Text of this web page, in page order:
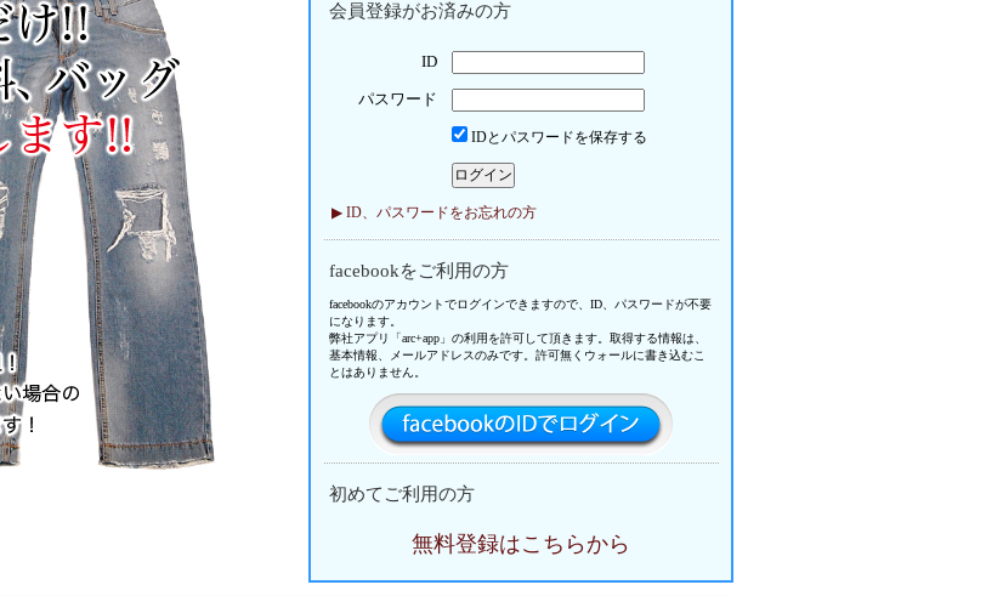
会員登録がお済みの方
ID
パスワード
IDとパスワードを保存する
▶ ID、パスワードをお忘れの方
facebookをご利用の方
facebookのアカウントでログインできますので、ID、パスワードが不要
になります。
弊社アプリ「arc+app」の利用を許可して頂きます。取得する情報は、
基本情報、メールアドレスのみです。許可無くウォールに書き込むこ
とはありません。
初めてご利用の方
無料登録はこちらから